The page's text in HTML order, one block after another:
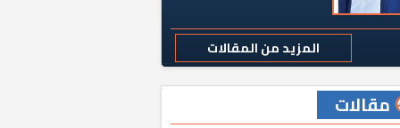
المزيد من المقالات
مقالات